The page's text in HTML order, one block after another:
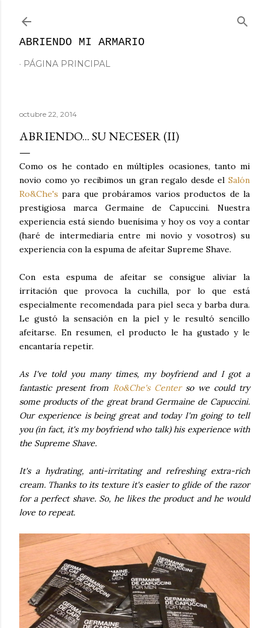
ABRIENDO MI ARMARIO
PÁGINA PRINCIPAL
octubre 22, 2014
ABRIENDO... SU NECESER (II)
Como os he contado en múltiples ocasiones, tanto mi
novio como yo recibimos un gran regalo desde el Salón
Ro&Che's para que probáramos varios productos de la
prestigiosa marca Germaine de Capuccini. Nuestra
experiencia está siendo buenísima y hoy os voy a contar
(haré de intermediaria entre mi novio y vosotros) su
experiencia con la espuma de afeitar Supreme Shave.
Con esta espuma de afeitar se consigue aliviar la
irritación que provoca la cuchilla, por lo que está
especialmente recomendada para piel seca y barba dura.
Le gustó la sensación en la piel y le resultó sencillo
afeitarse. En resumen, el producto le ha gustado y le
encantaría repetir.
As I've told you many times, my boyfriend and I got a
fantastic present from Ro&Che's Centerso we could try
some products of the great brand Germaine de Capuccini.
Our experience is being great and today I'm going to tell
you (in fact, it's my boyfriend who talk) his experience with
the Supreme Shave.
It's a hydrating, anti-irritating and refreshing extra-rich
cream. Thanks to its texture it's easier to glide of the razor
for a perfect shave. So, he likes the product and he would
love to repeat.